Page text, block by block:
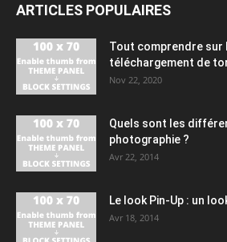
ARTICLES POPULAIRES
Tout comprendre sur
téléchargement de
Nov 22, 2020
Quels sont les
photographie ?
Avr 22, 2014
Le look Pin-Up : un
Avr 18, 2014